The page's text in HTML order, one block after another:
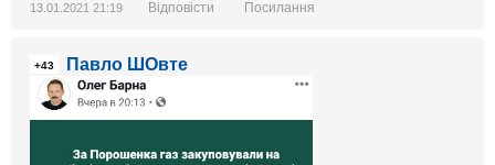
13.01.2021 21:19 Відповісти Посилання
+43 Павло ШОвте